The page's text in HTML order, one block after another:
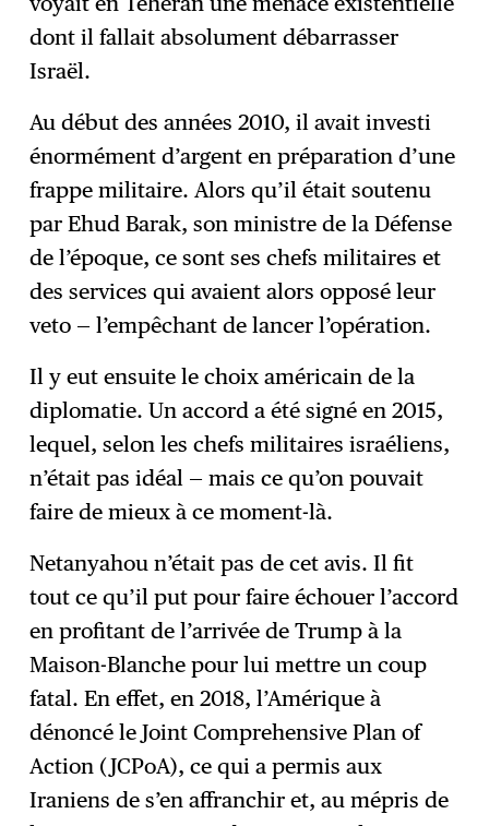
dont il fallait absolument débarrasser
Israël.
Au début des années 2010, il avait investi
énormément d’argent en préparation d’une
frappe militaire. Alors qu’il était soutenu
par Ehud Barak, son ministre de la Défense
de l’époque, ce sont ses chefs militaires et
des services qui avaient alors opposé leur
veto — l’empêchant de lancer l’opération.
Il y eut ensuite le choix américain de la
diplomatie. Un accord a été signé en 2015,
lequel, selon les chefs militaires israéliens,
n’était pas idéal — mais ce qu’on pouvait
faire de mieux à ce moment-là.
Netanyahou n’était pas de cet avis. Il fit
tout ce qu’il put pour faire échouer l’accord
en profitant de l’arrivée de Trump à la
Maison-Blanche pour lui mettre un coup
fatal. En effet, en 2018, l’Amérique à
dénoncé le Joint Comprehensive Plan of
Action (JCPoA), ce qui a permis aux
Iraniens de s’en affranchir et, au mépris de